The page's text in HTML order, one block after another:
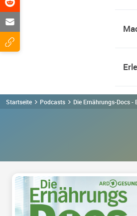
Startseite Podcasts Die Ernährungs-Docs -